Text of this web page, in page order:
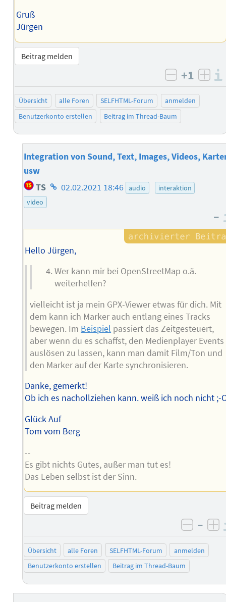
Gruß
Jürgen
Beitrag melden
negativ
+1
Übersicht alle Foren SELFHTML-Forum
anmelden
Benutzerkonto erstellen
Beitrag im Thread-Baum
Integration von Sound, Text, Images, Videos,
usw
TS Homepage
02.02.2021 18:46 audio
interaktion
video
–
Hello Jürgen,
Wer kann mir bei OpenStreetMap o.ä.
weiterhelfen?
vielleicht ist ja mein GPX-Viewer etwas für dich. Mit
dem kann ich Marker auch entlang eines Tracks
bewegen. Im Beispiel passiert das Zeitgesteuert,
aber wenn du es schaffst, den Medienplayer Events
auslösen zu lassen, kann man damit Film/Ton und
den Marker auf der Karte synchronisieren.
Danke, gemerkt!
Ob ich es nachollziehen kann. weiß ich noch nicht ;-
Glück Auf
Tom vom Berg
--
Es gibt nichts Gutes, außer man tut es!
Das Leben selbst ist der Sinn.
Beitrag melden
–
Übersicht alle Foren SELFHTML-Forum
anmelden
Benutzerkonto erstellen
Beitrag im Thread-Baum